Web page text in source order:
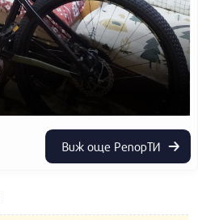
Виж още РепорТИ